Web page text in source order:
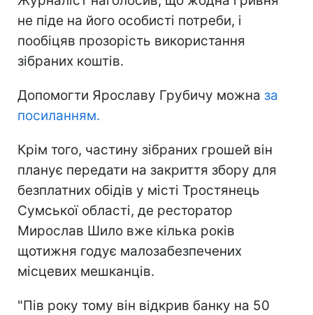
не піде на його особисті потреби, і
пообіцяв прозорість використання
зібраних коштів.
Допомогти Ярославу Грубичу можна за
посиланням.
Крім того, частину зібраних грошей він
планує передати на закриття збору для
безплатних обідів у місті Тростянець
Сумської області, де ресторатор
Мирослав Шило вже кілька років
щотижня годує малозабезпечених
місцевих мешканців.
"Пів року тому він відкрив банку на 50